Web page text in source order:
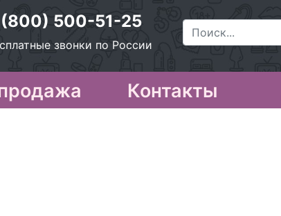
500-51-25
звонки по России
Контакты